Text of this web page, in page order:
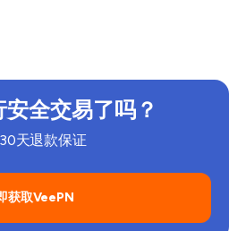
全交易了吗？
天退款保证
获取VeePN